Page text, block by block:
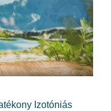
Izotóniás